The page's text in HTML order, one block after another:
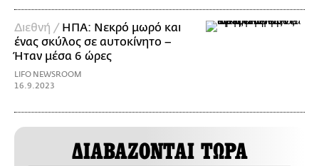
Διεθνή / ΗΠΑ: Νεκρό μωρό και
ένας σκύλος σε αυτοκίνητο –
Ήταν μέσα 6 ώρες
LIFO NEWSROOM
16.9.2023
ΔΙΑΒΑΖΟΝΤΑΙ ΤΩΡΑ